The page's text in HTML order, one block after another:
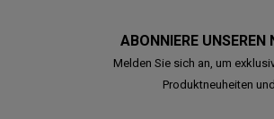
ABONNIERE UNSEREN
Melden Sie sich an, um
Produktneuheiten